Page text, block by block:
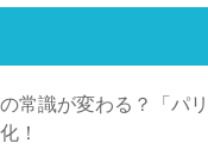
常識が変わる？「パ
！